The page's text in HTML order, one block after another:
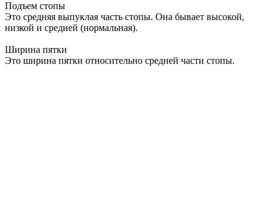
Подъем стопы
Это средняя выпуклая часть стопы. Она бывает высокой,
низкой и средней (нормальная).
Ширина пятки
Это ширина пятки относительно средней части стопы.